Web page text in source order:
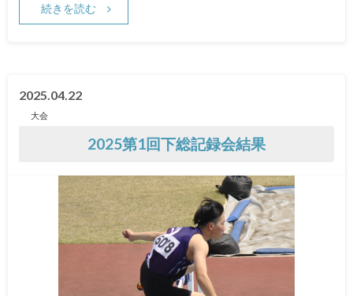
続きを読む
2025.04.22
大会
2025第1回下総記録会結果